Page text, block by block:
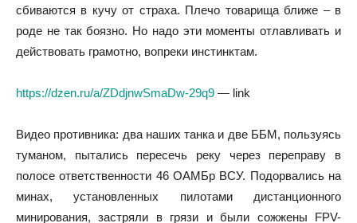
сбиваются в кучу от страха. Плечо товарища ближе – в
роде не так боязно. Но надо эти моменты отлавливать и
действовать грамотно, вопреки инстинктам.
https://dzen.ru/a/ZDdjnwSmaDw-29q9 — link
Видео противника: два наших танка и две ББМ, пользуясь
туманом, пытались пересечь реку через переправу в
полосе ответственности 46 ОАМБр ВСУ. Подорвались на
минах, установленных пилотами дистанционного
минирования, застряли в грязи и были сожжены FPV-